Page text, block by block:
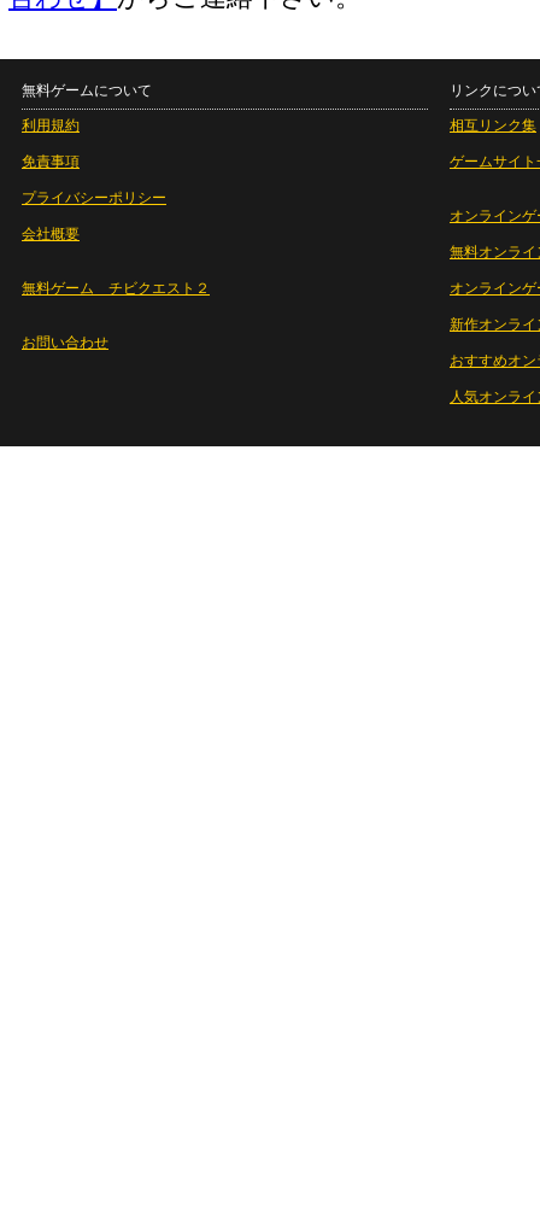
無料ゲームについて
利用規約
免責事項
プライバシーポリシー
会社概要
無料ゲーム チビクエスト２
お問い合わせ
リンクについ
相互リンク集
ゲームサイト
オンラインゲ
無料オンライ
オンライン
新作オンライ
おすすめオ
人気オンラ